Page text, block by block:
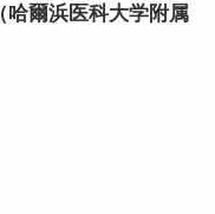
哈爾浜医科大学附属